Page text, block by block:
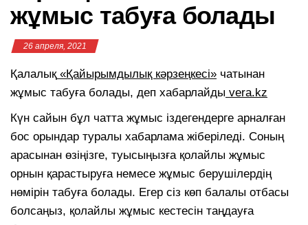
жұмыс табуға болады
26 апреля, 2021
Қалалық«Қайырымдылық кәрзеңкесі» чатынан
жұмыс табуға болады, деп хабарлайды vera.kz
Күн сайын бұл чатта жұмыс іздегендерге арналған
бос орындар туралы хабарлама жіберіледі. Соның
арасынан өзіңізге, туысыңызға қолайлы жұмыс
орнын қарастыруға немесе жұмыс берушілердің
нөмірін табуға болады. Егер сіз көп балалы отбасы
болсаңыз, қолайлы жұмыс кестесін таңдауға